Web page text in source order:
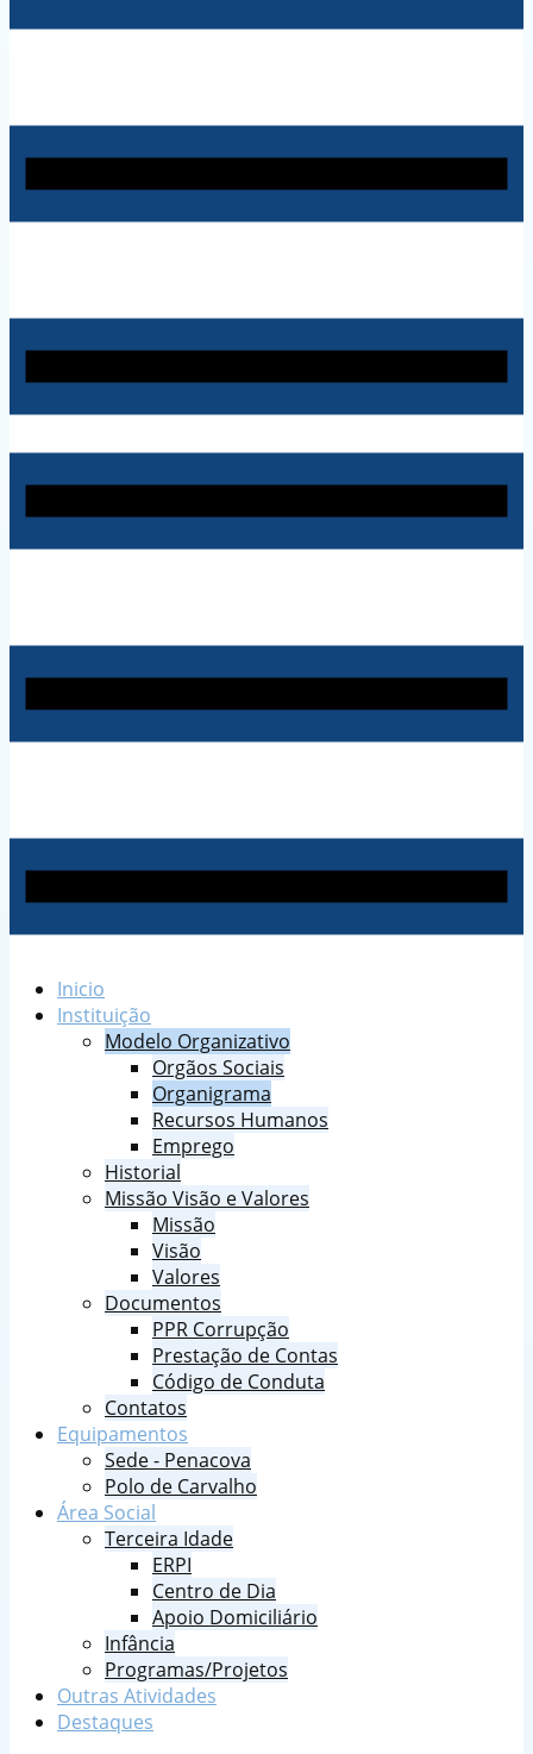
Inicio
Instituição
Modelo Organizativo
Orgãos Sociais
Organigrama
Recursos Humanos
Emprego
Historial
Missão Visão e Valores
Missão
Visão
Valores
Documentos
PPR Corrupção
Prestação de Contas
Código de Conduta
Contatos
Equipamentos
Sede - Penacova
Polo de Carvalho
Área Social
Terceira Idade
ERPI
Centro de Dia
Apoio Domiciliário
Infância
Programas/Projetos
Outras Atividades
Destaques